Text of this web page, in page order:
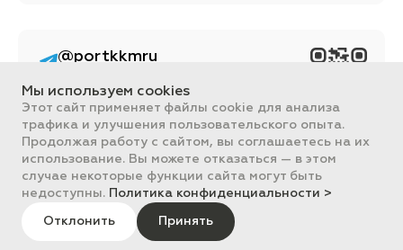
Вся информация, размещенная на сайте, носит ознакомительный
характер и не является публичной офертой, определяемой
положениями Статьи 437 ГК РФ.
Все цены на сайте указаны с НДС. ООО "ПОРТ" ИНН 2461018892,
ОГРН 1022401953496
ПОРТ 2011-2026
Политика обработки данных
@portkkmru
контент PORT - бизнес
портал
Мы используем cookies
Этот сайт применяет файлы cookie для анализа
трафика и улучшения пользовательского опыта.
Продолжая работу с сайтом, вы соглашаетесь на их
использование. Вы можете отказаться — в этом
случае некоторые функции сайта могут быть
недоступны. Политика конфиденциальности >
Отклонить Принять